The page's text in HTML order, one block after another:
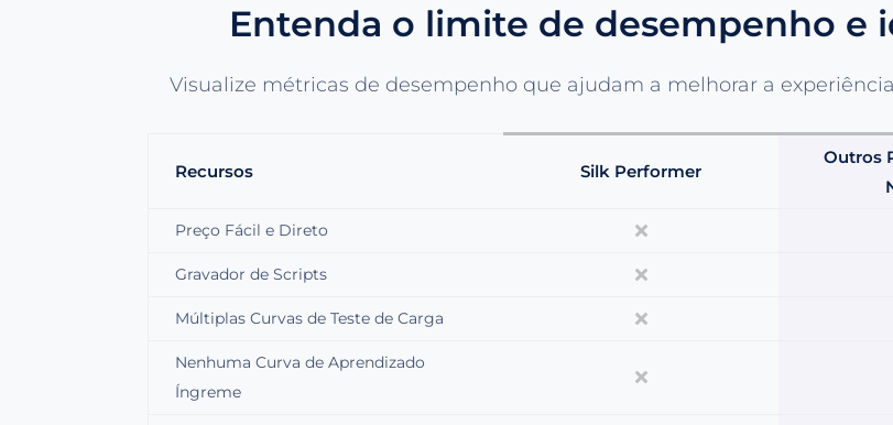
Entenda o limite de desempenho e
Visualize métricas de desempenho que ajudam a melhorar a
Recursos Silk Performer
Outros
Preço Fácil e Direto
Gravador de Scripts
Múltiplas Curvas de Teste de Carga
Nenhuma Curva de Aprendizado
Íngreme